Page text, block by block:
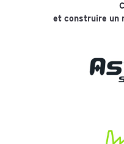
et construire un